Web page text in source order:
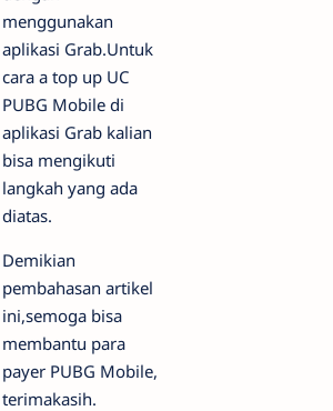
menggunakan
aplikasi Grab.Untuk
cara a top up UC
PUBG Mobile di
aplikasi Grab kalian
bisa mengikuti
langkah yang ada
diatas.
Demikian
pembahasan artikel
ini,semoga bisa
membantu para
payer PUBG Mobile,
terimakasih.